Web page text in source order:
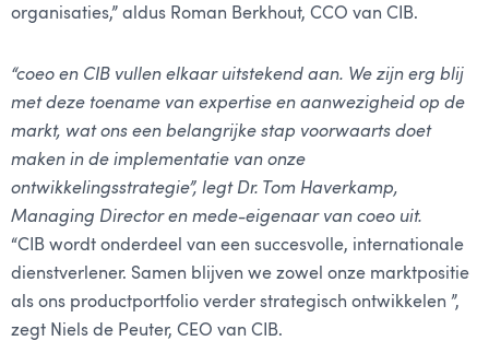
organisaties,” aldus Roman Berkhout, CCO van CIB.
“coeo en CIB vullen elkaar uitstekend aan. We zijn erg blij
met deze toename van expertise en aanwezigheid op de
markt, wat ons een belangrijke stap voorwaarts doet
maken in de implementatie van onze
ontwikkelingsstrategie”, legt Dr. Tom Haverkamp, ​​
Managing Director en mede-eigenaar van coeo uit.
“CIB wordt onderdeel van een succesvolle, internationale
dienstverlener. Samen blijven we zowel onze marktpositie
als ons productportfolio verder strategisch ontwikkelen ”,
zegt Niels de Peuter, CEO van CIB.